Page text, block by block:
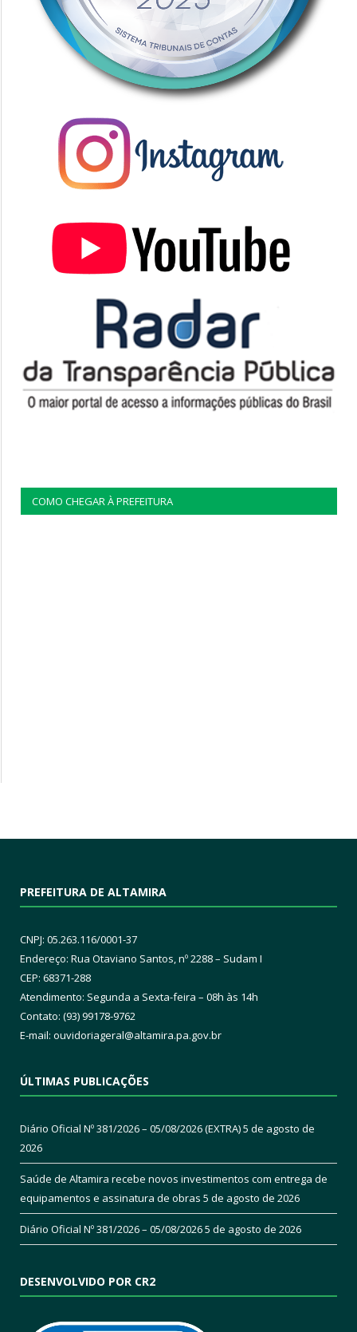
COMO CHEGAR À PREFEITURA
PREFEITURA DE ALTAMIRA
CNPJ: 05.263.116/0001-37
Endereço: Rua Otaviano Santos, nº 2288 – Sudam I
CEP: 68371-288
Atendimento: Segunda a Sexta-feira – 08h às 14h
Contato: (93) 99178-9762
E-mail: ouvidoriageral@altamira.pa.gov.br
ÚLTIMAS PUBLICAÇÕES
Diário Oficial Nº 381/2026 – 05/08/2026 (EXTRA)5 de agosto de
2026
Saúde de Altamira recebe novos investimentos com entrega de
equipamentos e assinatura de obras 5 de agosto de 2026
Diário Oficial Nº 381/2026 – 05/08/20265 de agosto de 2026
DESENVOLVIDO POR CR2